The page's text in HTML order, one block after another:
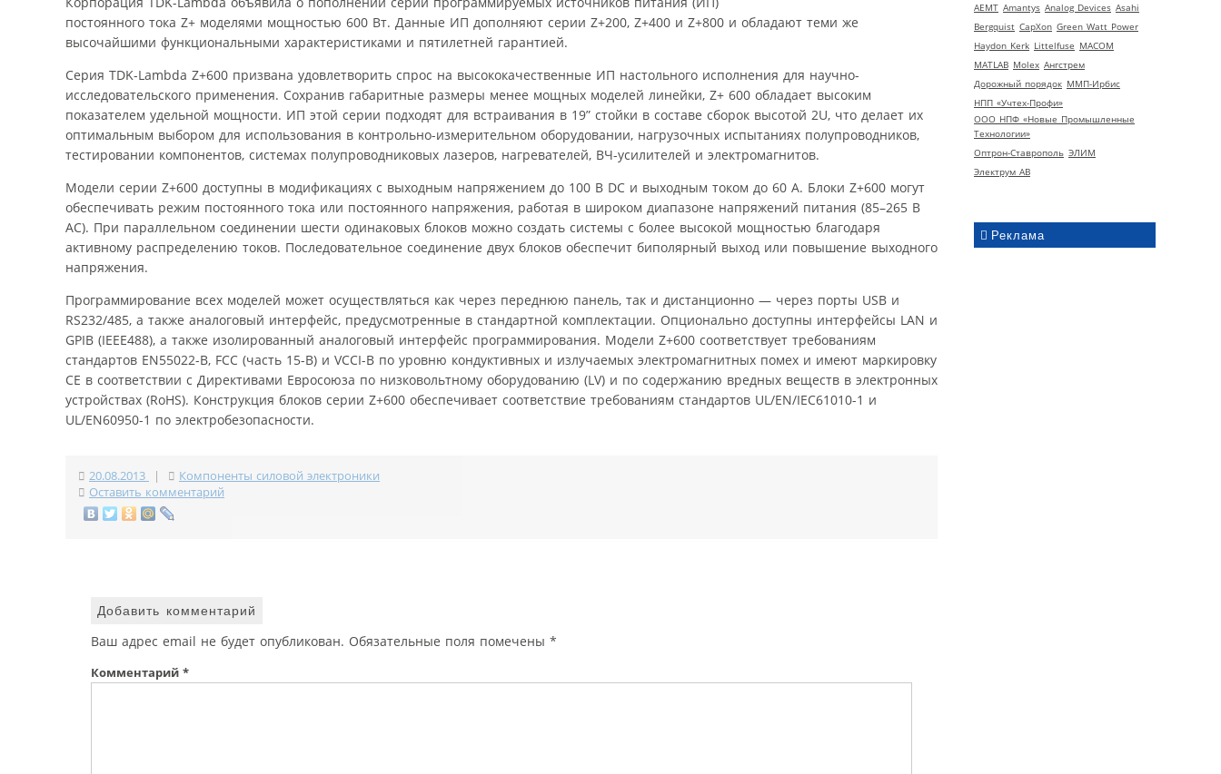
AEMT Amantys Analog Devices Asahi
Bergquist CapXon Green Watt Power
Haydon Kerk Littelfuse MACOM
MATLAB Molex Ангстрем
Дорожный порядок ММП-Ирбис
НПП «Учтех-Профи»
ООО НПФ «Новые Промышленные
Технологии»
Оптрон-Ставрополь ЭЛИМ
Электрум АВ
Реклама
постоянного тока Z+ моделями мощностью 600 Вт. Данные ИП дополняют серии Z+200, Z+400 и Z+800 и обладают теми же
высочайшими функциональными характеристиками и пятилетней гарантией.
Серия TDK-Lambda Z+600 призвана удовлетворить спрос на высококачественные ИП настольного исполнения для научно-
исследовательского применения. Сохранив габаритные размеры менее мощных моделей линейки, Z+ 600 обладает высоким
показателем удельной мощности. ИП этой серии подходят для встраивания в 19” стойки в составе сборок высотой 2U, что делает их
оптимальным выбором для использования в контрольно-измерительном оборудовании, нагрузочных испытаниях полупроводников,
тестировании компонентов, системах полупроводниковых лазеров, нагревателей, ВЧ-усилителей и электромагнитов.
Модели серии Z+600 доступны в модификациях с выходным напряжением до 100 В DC и выходным током до 60 А. Блоки Z+600 могут
обеспечивать режим постоянного тока или постоянного напряжения, работая в широком диапазоне напряжений питания (85–265 В
АС). При параллельном соединении шести одинаковых блоков можно создать системы с более высокой мощностью благодаря
активному распределению токов. Последовательное соединение двух блоков обеспечит биполярный выход или повышение выходного
напряжения.
Программирование всех моделей может осуществляться как через переднюю панель, так и дистанционно — через порты USB и
RS232/485, а также аналоговый интерфейс, предусмотренные в стандартной комплектации. Опционально доступны интерфейсы LAN и
GPIB (IEEE488), а также изолированный аналоговый интерфейс программирования. Модели Z+600 соответствует требованиям
стандартов EN55022-B, FCC (часть 15-B) и VCCI-B по уровню кондуктивных и излучаемых электромагнитных помех и имеют маркировку
CE в соответствии с Директивами Евросоюза по низковольтному оборудованию (LV) и по содержанию вредных веществ в электронных
устройствах (RoHS). Конструкция блоков серии Z+600 обеспечивает соответствие требованиям стандартов UL/EN/IEC61010-1 и
UL/EN60950-1 по электробезопасности.
20.08.2013 |
Компоненты силовой электроники
Оставить комментарий
Добавить комментарий
Ваш адрес email не будет опубликован. Обязательные поля помечены *
Комментарий *